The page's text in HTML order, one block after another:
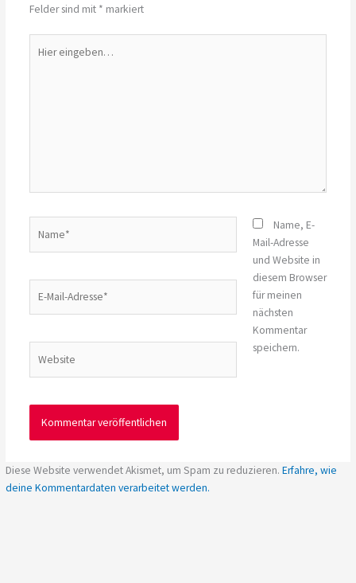
Felder sind mit * markiert
eingeben…
Mail-
Name, E-
Mail-Adresse
und Website in
diesem Browser
für meinen
nächsten
Kommentar
speichern.
Diese Website verwendet Akismet, um Spam zu reduzieren.Erfahre, wie
deine Kommentardaten verarbeitet werden.